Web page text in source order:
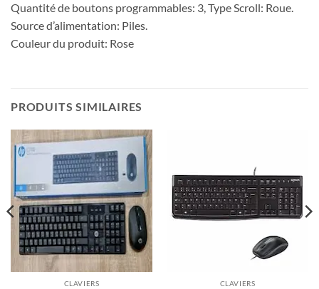
Quantité de boutons programmables: 3, Type Scroll: Roue.
Source d’alimentation: Piles.
Couleur du produit: Rose
PRODUITS SIMILAIRES
CLAVIERS CLAVIERS